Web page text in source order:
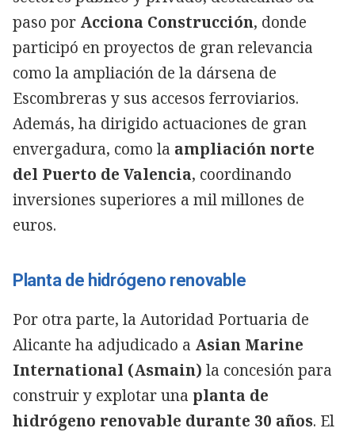
paso por Acciona Construcción, donde
participó en proyectos de gran relevancia
como la ampliación de la dársena de
Escombreras y sus accesos ferroviarios.
Además, ha dirigido actuaciones de gran
envergadura, como la ampliación norte
del Puerto de Valencia, coordinando
inversiones superiores a mil millones de
euros.
Planta de hidrógeno renovable
Por otra parte, la Autoridad Portuaria de
Alicante ha adjudicado a Asian Marine
International (Asmain) la concesión para
construir y explotar una planta de
hidrógeno renovable durante 30 años. El